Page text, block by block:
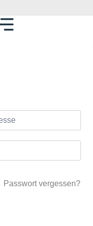
Passwort vergessen?